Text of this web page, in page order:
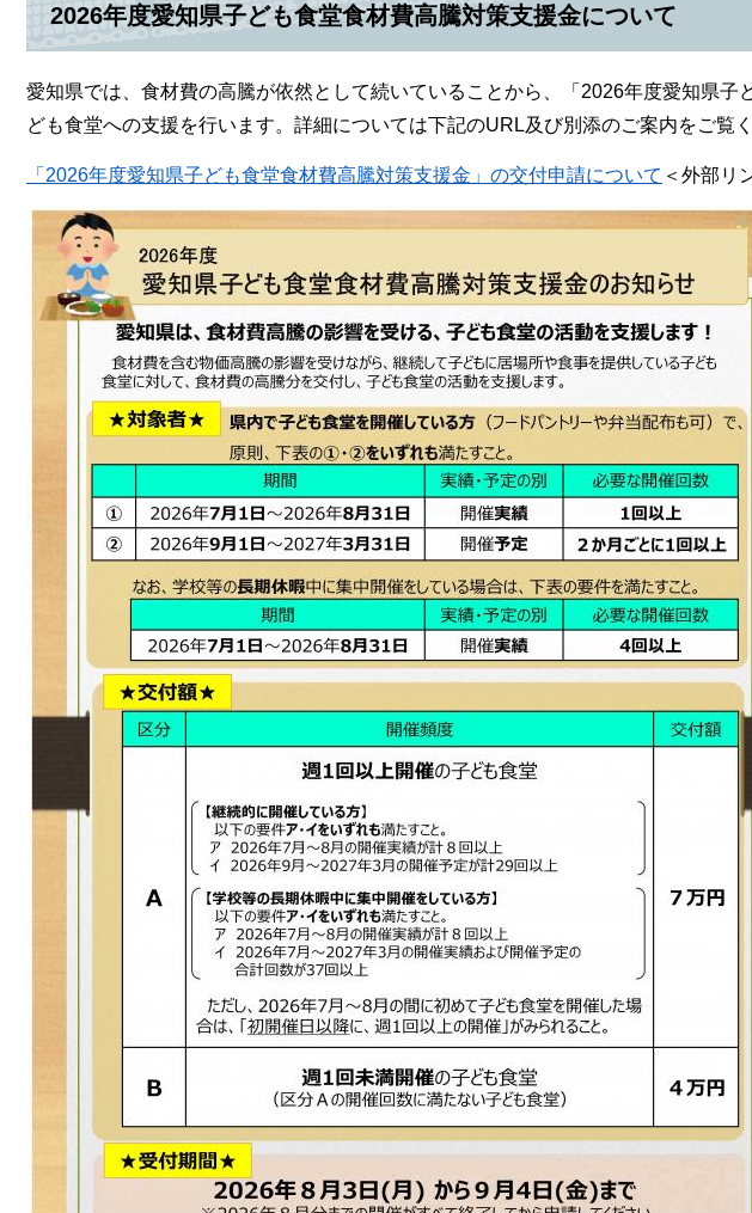
2026年度愛知県子ども食堂食材費高騰対策支援金について
愛知県では、食材費の高騰が依然として続いていることから、「2026年度愛知県子
ども食堂への支援を行います。詳細については下記のURL及び別添のご案内をご覧く
「2026年度愛知県子ども食堂食材費高騰対策支援金」の交付申請について ＜外部リ